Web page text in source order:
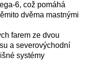
6, což pomáhá
dvěma mastnými
farem ze dvou
a severovýchodní
systémy